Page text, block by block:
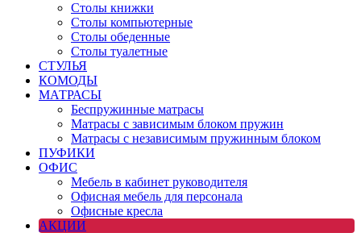
Столы книжки
Столы компьютерные
Столы обеденные
Столы туалетные
СТУЛЬЯ
КОМОДЫ
МАТРАСЫ
Беспружинные матрасы
Матрасы с зависимым блоком пружин
Матрасы с независимым пружинным блоком
ПУФИКИ
ОФИС
Мебель в кабинет руководителя
Офисная мебель для персонала
Офисные кресла
АКЦИИ